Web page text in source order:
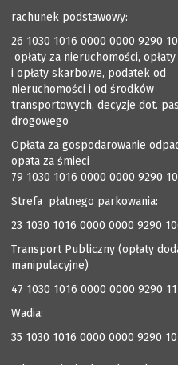
rachunek podstawowy:
26 1030 1016 0000 0000 9290
opłaty za nieruchomości,
i opłaty skarbowe, podatek od
nieruchomości i od środków
transportowych, decyzje dot.
drogowego
Opłata za gospodarowanie
opata za śmieci
79 1030 1016 0000 0000 9290
Strefa płatnego parkowania:
23 1030 1016 0000 0000 9290
Transport Publiczny (opłaty
manipulacyjne)
47 1030 1016 0000 0000 9290
Wadia:
35 1030 1016 0000 0000 9290